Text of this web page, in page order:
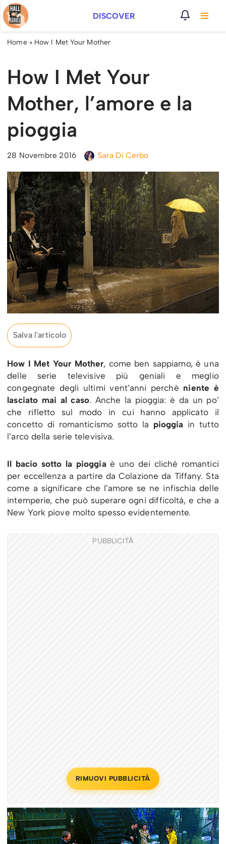
Vai
al
DISCOVER
Home» How I Met Your Mother
How I Met Your
Mother, l’amore e la
pioggia
28 Novembre 2016 Sara Di Cerbo
Salva l'articolo
How I Met Your Mother, come ben sappiamo, è una
delle serie televisive più geniali e meglio
congegnate degli ultimi vent’anni perchè niente è
lasciato mai al caso. Anche la pioggia: è da un po’
che rifletto sul modo in cui hanno applicato il
concetto di romanticismo sotto la pioggia in tutto
l’arco della serie televisiva.
Il bacio sotto la pioggia è uno dei cliché romantici
per eccellenza a partire da Colazione da Tiffany. Sta
come a significare che l’amore se ne infischia delle
intemperie, che può superare ogni difficoltà, e che a
New York piove molto spesso evidentemente.
PUBBLICITÀ
RIMUOVI PUBBLICITÀ